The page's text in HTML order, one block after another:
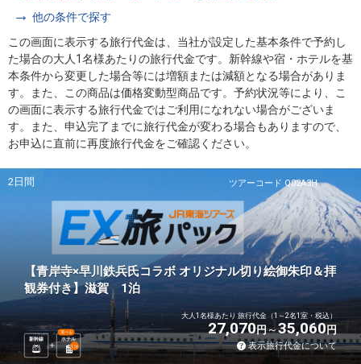
他の条件で探す
この画面に表示する旅行代金は、当社が設定した基本条件で予約し
た場合の大人1名様あたりの旅行代金です。新幹線や宿・ホテルを基
本条件から変更した場合等には増額または減額となる場合がありま
す。また、この商品は価格変動型商品です。予約状況等により、こ
の画面に表示する旅行代金ではご利用になれない場合がございま
す。また、申込完了までに旅行代金が変わる場合もありますので、
お申込に直前に再度旅行代金をご確認ください。
ツアーコード Q02A3H
2日間
【青岸寺×早川鉄兵氏コラボ オリジナル切り絵御朱印＆拝
観券付き】滋賀 1泊
新幹線 ホテル
選べる
1 泊
大人1名様あたり 旅行代金（1～2名1室・税込）
27,070円 35,060円
表示旅行代金について